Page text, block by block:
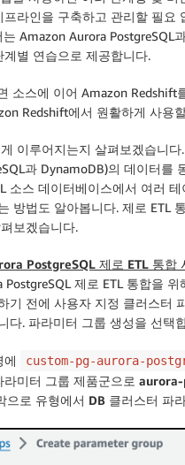
라인을 구축하고 관리할 필
Amazon Aurora
별 연습으로 제공합니다.
소스에 이어 Amazon
Redshift에서 원활하게 사용
이루어지는지 살펴보겠습니
과 DynamoDB)의 데이터
소스 데이터베이스에서 여러
방법도 알아봅니다. 제로 ETL
보겠습니다.
PostgreSQL 제로 ETL 통합
제로 ETL 통합을 위
기 전에 사용자 지정 클러스터
다. 파라미터 그룹 생성을 선택
에 custom-pg-aurora-
라미터 그룹 제품군으로
으로 유형에서 DB 클러스터 파